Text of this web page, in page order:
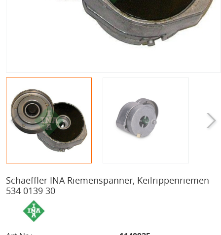
Schaeffler INA Riemenspanner, Keilrippenriemen
534 0139 30